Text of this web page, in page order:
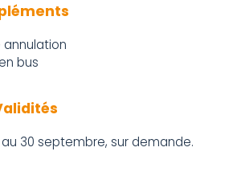
annulation
bus
au 30 septembre, sur demande.